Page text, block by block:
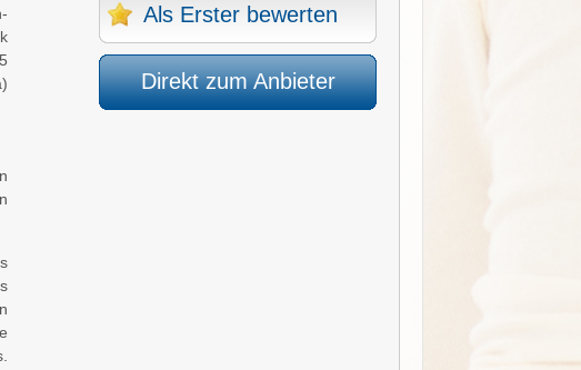
Als Erster bewerten
Direkt zum Anbieter